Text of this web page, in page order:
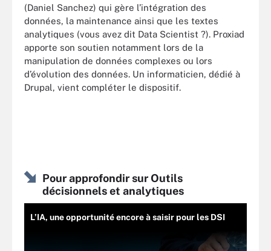
(Daniel Sanchez) qui gère l’intégration des
données, la maintenance ainsi que les textes
analytiques (vous avez dit Data Scientist ?). Proxiad
apporte son soutien notamment lors de la
manipulation de données complexes ou lors
d’évolution des données. Un informaticien, dédié à
Drupal, vient compléter le dispositif.
Pour approfondir sur Outils
décisionnels et analytiques
L’IA, une opportunité encore à saisir pour les DSI